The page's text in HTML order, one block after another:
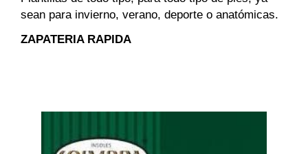
sean para invierno, verano, deporte o anatómicas.
ZAPATERIA RAPIDA